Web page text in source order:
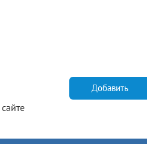
Добавить